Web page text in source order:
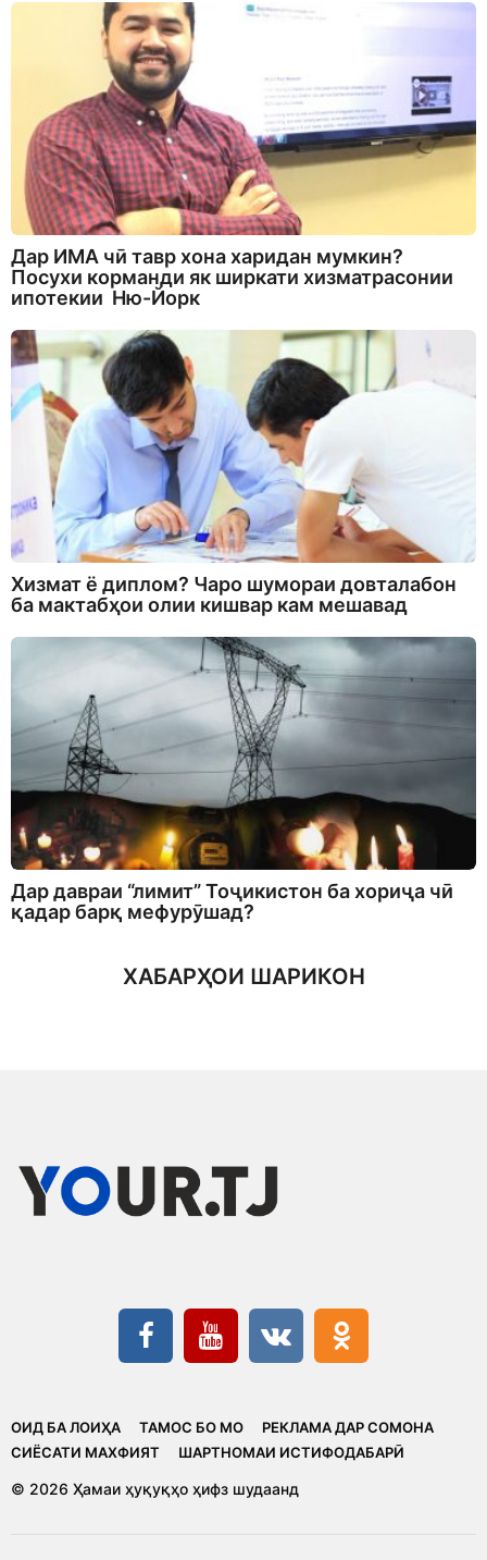
Дар ИМА чӣ тавр хона харидан мумкин?
Посухи корманди як ширкати хизматрасонии
ипотекии Ню-Йорк
Хизмат ё диплом? Чаро шумораи довталабон
ба мактабҳои олии кишвар кам мешавад
Дар давраи “лимит” Тоҷикистон ба хориҷа чӣ
қадар барқ мефурӯшад?
ХАБАРҲОИ ШАРИКОН
ОИД БА ЛОИҲА ТАМОС БО МО
РЕКЛАМА ДАР СОМОНА
CИЁСАТИ МАХФИЯТ
ШАРТНОМАИ ИСТИФОДАБАРӢ
© 2026 Ҳамаи ҳуқуқҳо ҳифз шудаанд